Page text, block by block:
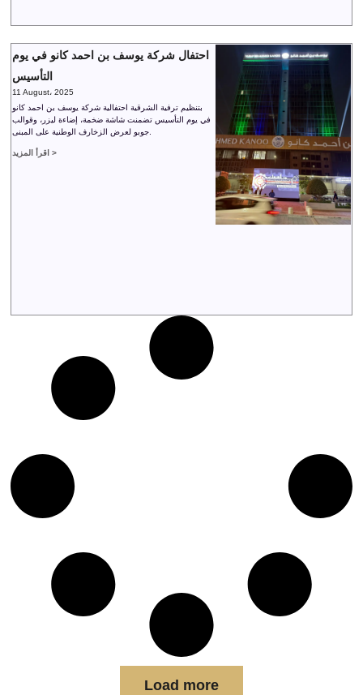
احتفال شركة يوسف بن احمد كانو في يوم
التأسيس
11 August، 2025
بتنظيم ترفية الشرقية احتفالية شركة يوسف بن احمد كانو
في يوم التأسيس تضمنت شاشة ضخمة، إضاءة ليزر، وقوالب
اقرأ المزيد >
Load more